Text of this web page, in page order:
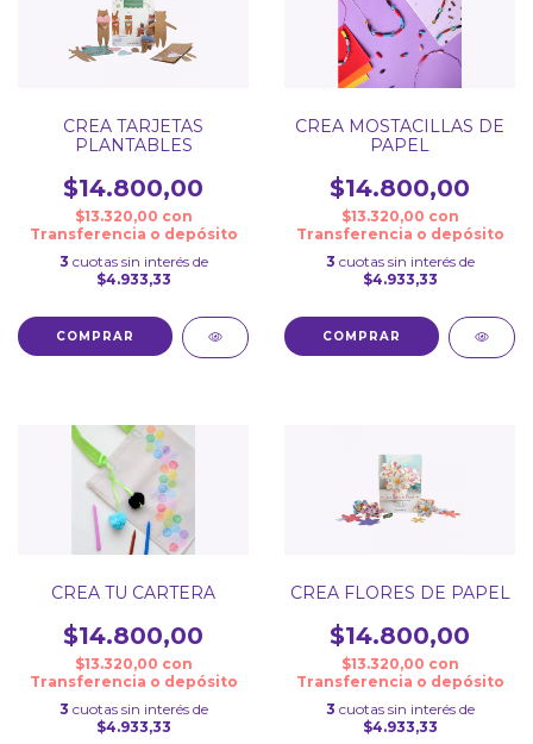
CREA TARJETAS
PLANTABLES
$14.800,00
$13.320,00 con
Transferencia o depósito
3 cuotas sin interés de
$4.933,33
CREA MOSTACILLAS DE
PAPEL
$14.800,00
$13.320,00 con
Transferencia o depósito
3 cuotas sin interés de
$4.933,33
CREA TU CARTERA
$14.800,00
$13.320,00 con
Transferencia o depósito
3 cuotas sin interés de
$4.933,33
CREA FLORES DE PAPEL
$14.800,00
$13.320,00 con
Transferencia o depósito
3 cuotas sin interés de
$4.933,33